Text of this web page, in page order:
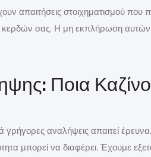
απαιτήσεις στοιχηματισμού που
σας. Η μη εκπλήρωση
Ποια Καζίνο
αναλήψεις απαιτεί
μπορεί να διαφέρει. Έχουμε